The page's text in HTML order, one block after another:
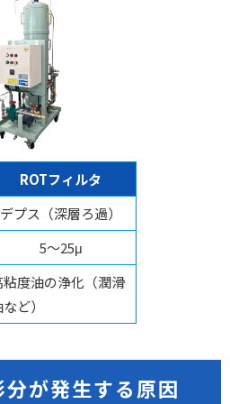
ROTフィルタ
デプス（深層ろ過）
5～25μ
粘度油の浄化（潤滑
ど）
が発生する原因